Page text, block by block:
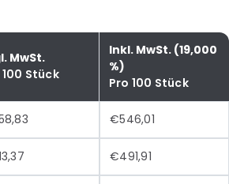
MwSt.
100 Stück
Inkl. MwSt. (19,000
%)
Pro 100 Stück
€546,01
€491,91